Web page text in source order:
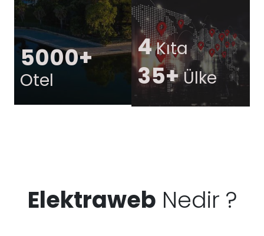
5000+
Otel
4Kıta
35+Ülke
Elektraweb Nedir ?